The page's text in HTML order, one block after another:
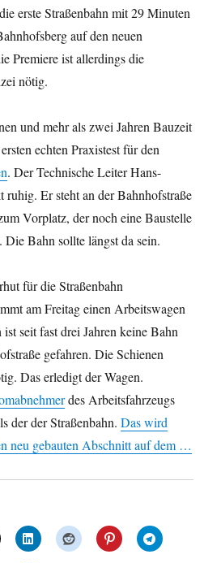
erste Straßenbahn mit 29 Minuten
auf den neuen
Premiere ist allerdings die
nötig.
und mehr als zwei Jahren Bauzeit
echten Praxistest für den
. Der Technische Leiter Hans-
Er steht an der Bahnhofstraße
Vorplatz, der noch eine Baustelle
Bahn sollte längst da sein.
für die Straßenbahn
am Freitag einen Arbeitswagen
seit fast drei Jahren keine Bahn
gefahren. Die Schienen
Das erledigt der Wagen.
des Arbeitsfahrzeugs
der der Straßenbahn.Das wird
neu gebauten Abschnitt auf dem …